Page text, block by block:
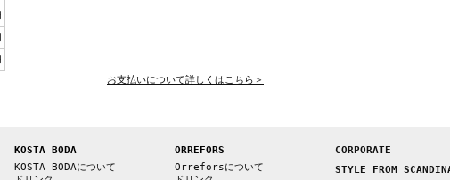
お支払いについて詳しくはこちら＞
KOSTA BODA
KOSTA BODAについて
ORREFORS
Orreforsについて
CORPORATE
STYLE FROM